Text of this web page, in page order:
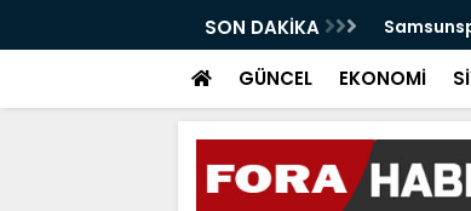
SON DAKİKA
Bir Tekkeköy İçin Çalışıyoruz"
GÜNCEL EKONOMİ